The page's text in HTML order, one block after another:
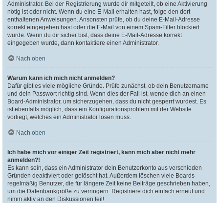
Administrator. Bei der Registrierung wurde dir mitgeteilt, ob eine Aktivierung
nötig ist oder nicht. Wenn du eine E-Mail erhalten hast, folge den dort
enthaltenen Anweisungen. Ansonsten prüfe, ob du deine E-Mail-Adresse
korrekt eingegeben hast oder die E-Mail von einem Spam-Filter blockiert
wurde. Wenn du dir sicher bist, dass deine E-Mail-Adresse korrekt
eingegeben wurde, dann kontaktiere einen Administrator.
Nach oben
Warum kann ich mich nicht anmelden?
Dafür gibt es viele mögliche Gründe. Prüfe zunächst, ob dein Benutzername
und dein Passwort richtig sind. Wenn dies der Fall ist, wende dich an einen
Board-Administrator, um sicherzugehen, dass du nicht gesperrt wurdest. Es
ist ebenfalls möglich, dass ein Konfigurationsproblem mit der Website
vorliegt, welches ein Administrator lösen muss.
Nach oben
Ich habe mich vor einiger Zeit registriert, kann mich aber nicht mehr
anmelden?!
Es kann sein, dass ein Administrator dein Benutzerkonto aus verschieden
Gründen deaktiviert oder gelöscht hat. Außerdem löschen viele Boards
regelmäßig Benutzer, die für längere Zeit keine Beiträge geschrieben haben,
um die Datenbankgröße zu verringern. Registriere dich einfach erneut und
nimm aktiv an den Diskussionen teil!